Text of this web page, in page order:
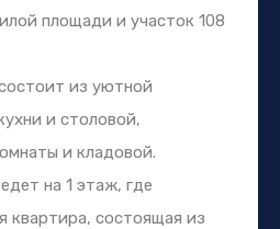
площади и участок 108
из уютной
и столовой,
и кладовой.
на 1 этаж, где
квартира, состоящая из